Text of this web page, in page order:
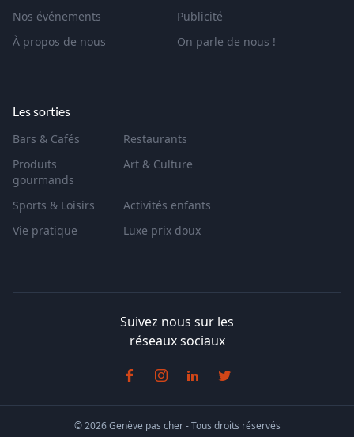
Nos événements
Publicité
À propos de nous
On parle de nous !
Les sorties
Bars & Cafés
Restaurants
Produits
gourmands
Art & Culture
Sports & Loisirs
Activités enfants
Vie pratique
Luxe prix doux
Suivez nous sur les
réseaux sociaux
© 2026 Genève pas cher - Tous droits réservés